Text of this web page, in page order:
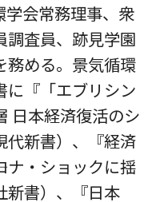
学会常務理事、衆
調査員、跡見学園
務める。景気循環
に『「エブリシン
日本経済復活のシ
代新書）、『経済
ナ・ショックに揺
新書）、『日本